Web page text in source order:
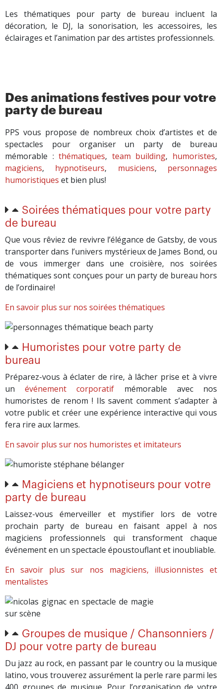
Les thématiques pour party de bureau incluent la
décoration, le DJ, la sonorisation, les accessoires, les
éclairages et l’animation par des artistes professionnels.
Des animations festives pour votre
party de bureau
PPS vous propose de nombreux choix d’artistes et de
spectacles pour organiser un party de bureau
mémorable :thématiques, team building, humoristes,
magiciens, hypnotiseurs, musiciens, personnages
humoristiques et bien plus!
Soirées thématiques pour votre party
de bureau
Que vous rêviez de revivre l’élégance de Gatsby, de vous
transporter dans l’univers mystérieux de James Bond, ou
de vous immerger dans une croisière, nos soirées
thématiques sont conçues pour un party de bureau hors
de l’ordinaire!
En savoir plus sur nos soirées thématiques
Humoristes pour votre party de
bureau
Préparez-vous à éclater de rire, à lâcher prise et à vivre
unévénement corporatif mémorable avec nos
humoristes de renom ! Ils savent comment s’adapter à
votre public et créer une expérience interactive qui vous
fera rire aux larmes.
En savoir plus sur nos humoristes et imitateurs
Magiciens et hypnotiseurs pour votre
party de bureau
Laissez-vous émerveiller et mystifier lors de votre
prochain party de bureau en faisant appel à nos
magiciens professionnels qui transforment chaque
événement en un spectacle époustouflant et inoubliable.
En savoir plus sur nos magiciens, illusionnistes et
mentalistes
Groupes de musique / Chansonniers /
DJ pour votre party de bureau
Du jazz au rock, en passant par le country ou la musique
latino, vous trouverez assurément la perle rare parmi les